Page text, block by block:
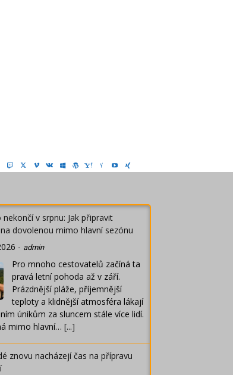
nekončí v srpnu: Jak připravit
dovolenou mimo hlavní sezónu
- admin
Pro mnoho cestovatelů začíná ta
pravá letní pohoda až v září.
Prázdnější pláže, příjemnější
teploty a klidnější atmosféra lákají
únikům za sluncem stále více lidí.
mimo hlavní… [...]
znovu nacházejí čas na přípravu